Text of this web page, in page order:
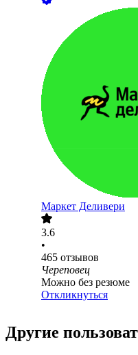
Маркет Деливери
3.6
•
465 отзывов
Череповец
Можно без резюме
Откликнуться
Другие